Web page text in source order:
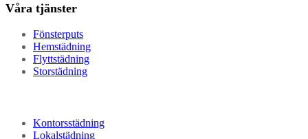
Våra tjänster
Fönsterputs
Hemstädning
Flyttstädning
Storstädning
Kontorsstädning
Lokalstädning